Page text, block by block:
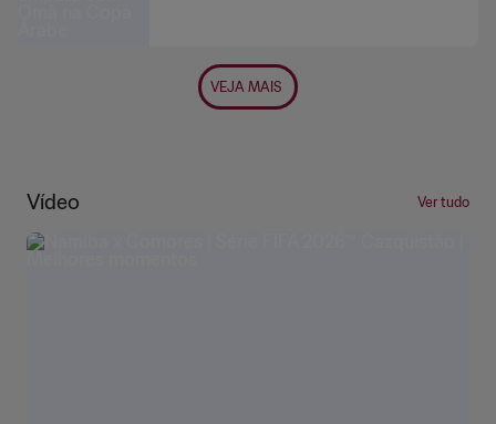
VEJA MAIS
Vídeo Ver tudo